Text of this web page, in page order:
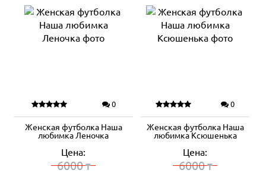
0
Женская футболка Наша
любимка Леночка
Цена:
6000₸
0
Женская футболка Наша
любимка Ксюшенька
Цена:
6000₸